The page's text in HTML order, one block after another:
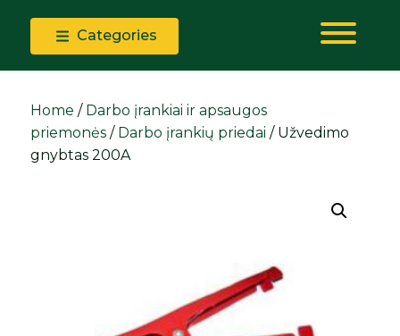
Categories
Home / Darbo įrankiai ir apsaugos
priemonės / Darbo įrankių priedai / Užvedimo
gnybtas 200A